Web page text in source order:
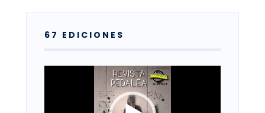
67 EDICIONES